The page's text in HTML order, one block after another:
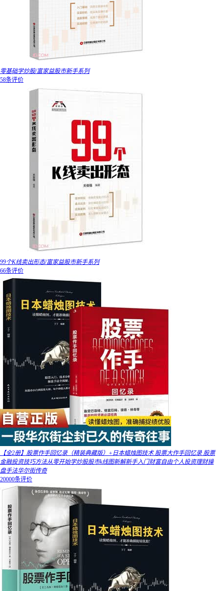
零基础学炒股/富家益股市新手系列
58条评价
99个K线卖出形态/富家益股市新手系列
66条评价
【全2册】股票作手回忆录（精装典藏版）+日本蜡烛图技术 股票大作手回忆录 股票
金融投资技巧方法从零开始学炒股股市k线图新解新手入门财富自由个人投资理财操
盘手法华尔街传奇
20000条评价